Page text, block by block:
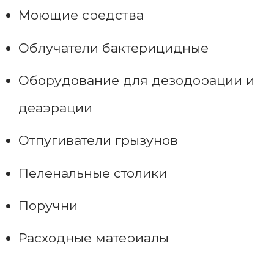
Моющие средства
Облучатели бактерицидные
Оборудование для дезодорации и
деаэрации
Отпугиватели грызунов
Пеленальные столики
Поручни
Расходные материалы